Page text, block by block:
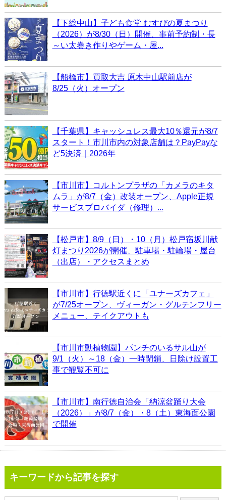
【下総中山】子ども食堂 むすびの夏まつり
（2026）が8/30（日）開催、事前予約制・長
～い太巻き作りやゲーム・屋...
【船橋市】買取大吉 原木中山駅前店が
8/25（火）オープン
【千葉県】キャッシュレス最大10％還元が8/7
スタート！市川市内の対象店舗は？PayPayな
ど5決済｜2026年
【市川市】コルトンプラザの「カメラのキタ
ムラ」が8/7（金）改装オープン、Apple正規
サービスプロバイダ（修理）...
【松戸市】8/9（日）・10（月）松戸宿坂川献
灯まつり2026が開催、駐車場・駐輪場・屋台
（出店）・アクセスまとめ
【市川市】行徳駅近くに「ユナーズカフェ」
が7/25オープン、ヴィーガン・グルテンフリー
メニュー、テイクアウトも
【市川市動植物園】パンチのいるサル山が
9/1（火）～18（金）一時閉鎖、日除け設置工
事で観覧不可に
【市川市】南行徳自治会「納涼盆踊り大会
（2026）」が8/7（金）・8（土）東海面公園
で開催
キーワードから記事を探す